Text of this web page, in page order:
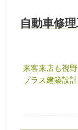
自動車修
来客来店も視
プラス建築設